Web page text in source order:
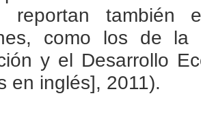
reportan también
como los de la
y el Desarrollo
en inglés], 2011).